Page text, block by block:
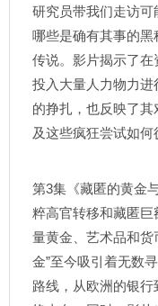
研究员带我们走访
哪些是确有其事的
传说。影片揭示了
投入大量人力物力
的挣扎，也反映了其
及这些疯狂尝试如何
第3集《藏匿的黄金
粹高官转移和藏匿
量黄金、艺术品和货
金”至今吸引着无数
路线，从欧洲的银